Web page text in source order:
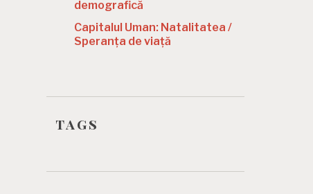
demografică
Capitalul Uman: Natalitatea /
Speranța de viață
tags